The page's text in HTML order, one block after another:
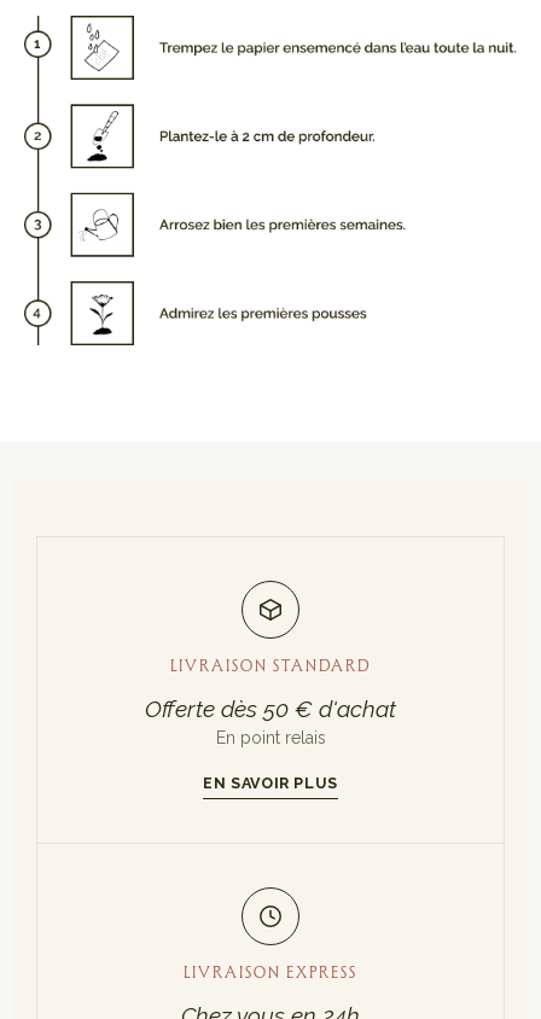
LIVRAISON STANDARD
Offerte dès 50 € d'achat
En point relais
EN SAVOIR PLUS
LIVRAISON EXPRESS